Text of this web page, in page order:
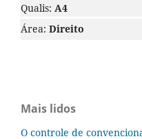
Qualis: A4
Área: Direito
Mais lidos
O controle de